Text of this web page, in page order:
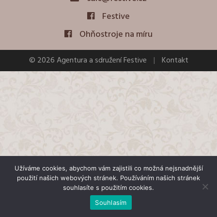
Festive
Ohňostroje na míru
© 2026 Agentura a sdružení Festive | Kontakt
Užíváme cookies, abychom vám zajistili co možná nejsnadnější
použití našich webových stránek. Používáním našich stránek
souhlasíte s použitím cookies.
Souhlasím